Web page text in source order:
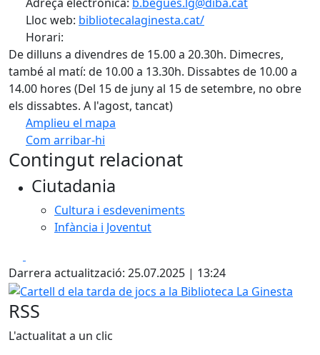
Lloc web: bibliotecalaginesta.cat/
Horari:
De dilluns a divendres de 15.00 a 20.30h. Dimecres,
també al matí: de 10.00 a 13.30h. Dissabtes de 10.00 a
14.00 hores (Del 15 de juny al 15 de setembre, no obre
els dissabtes. A l'agost, tancat)
Amplieu el mapa
Com arribar-hi
+
−
Contingut relacionat
Ciutadania
Cultura i esdeveniments
Infància i Joventut
Darrera actualització: 25.07.2025 | 13:24
Cartell d ela tarda de jocs a la Biblioteca La Ginesta
RSS
L'actualitat a un clic